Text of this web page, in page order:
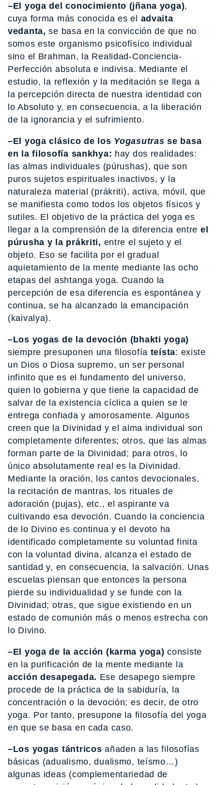
–El yoga del conocimiento (jñana yoga),
cuya forma más conocida es el advaita
vedanta, se basa en la convicción de que no
somos este organismo psicofísico individual
sino el Brahman, la Realidad-Conciencia-
Perfección absoluta e indivisa. Mediante el
estudio, la reflexión y la meditación se llega a
la percepción directa de nuestra identidad con
lo Absoluto y, en consecuencia, a la liberación
de la ignorancia y el sufrimiento.
–El yoga clásico de los Yogasutras se basa
en la filosofía sankhya: hay dos realidades:
las almas individuales (púrushas), que son
puros sujetos espirituales inactivos, y la
naturaleza material (prákriti), activa, móvil, que
se manifiesta como todos los objetos físicos y
sutiles. El objetivo de la práctica del yoga es
llegar a la comprensión de la diferencia entre el
púrusha y la prákriti, entre el sujeto y el
objeto. Eso se facilita por el gradual
aquietamiento de la mente mediante las ocho
etapas del ashtanga yoga. Cuando la
percepción de esa diferencia es espontánea y
continua, se ha alcanzado la emancipación
(kaivalya).
–Los yogas de la devoción (bhakti yoga)
siempre presuponen una filosofía teísta: existe
un Dios o Diosa supremo, un ser personal
infinito que es el fundamento del universo,
quien lo gobierna y que tiene la capacidad de
salvar de la existencia cíclica a quien se le
entrega confiada y amorosamente. Algunos
creen que la Divinidad y el alma individual son
completamente diferentes; otros, que las almas
forman parte de la Divinidad; para otros, lo
único absolutamente real es la Divinidad.
Mediante la oración, los cantos devocionales,
la recitación de mantras, los rituales de
adoración (pujas), etc., el aspirante va
cultivando esa devoción. Cuando la conciencia
de lo Divino es continua y el devoto ha
identificado completamente su voluntad finita
con la voluntad divina, alcanza el estado de
santidad y, en consecuencia, la salvación. Unas
escuelas piensan que entonces la persona
pierde su individualidad y se funde con la
Divinidad; otras, que sigue existiendo en un
estado de comunión más o menos estrecha con
lo Divino.
–El yoga de la acción (karma yoga) consiste
en la purificación de la mente mediante la
acción desapegada. Ese desapego siempre
procede de la práctica de la sabiduría, la
concentración o la devoción; es decir, de otro
yoga. Por tanto, presupone la filosofía del yoga
en que se basa en cada caso.
–Los yogas tántricos añaden a las filosofías
básicas (adualismo, dualismo, teísmo…)
algunas ideas (complementariedad de